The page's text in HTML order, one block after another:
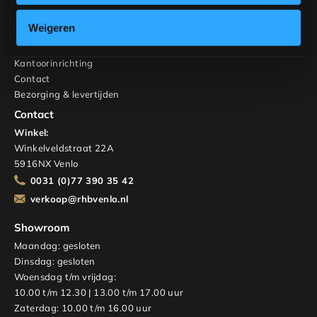
Weigeren
RHB Home & Living
Over ons
Hospitality
Kantoorinrichting
Contact
Bezorging & levertijden
Contact
Winkel:
Winkelveldstraat 22A
5916NX Venlo
0031 (0)77 390 35 42
verkoop@rhbvenlo.nl
Showroom
Maandag: gesloten
Dinsdag: gesloten
Woensdag t/m vrijdag:
10.00 t/m 12.30 | 13.00 t/m 17.00 uur
Zaterdag: 10.00 t/m 16.00 uur